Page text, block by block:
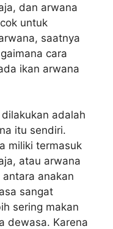
dan arwana
untuk
saatnya
cara
ikan arwana
adalah
itu sendiri.
miliki termasuk
atau arwana
anakan
sangat
sering makan
dewasa. Karena